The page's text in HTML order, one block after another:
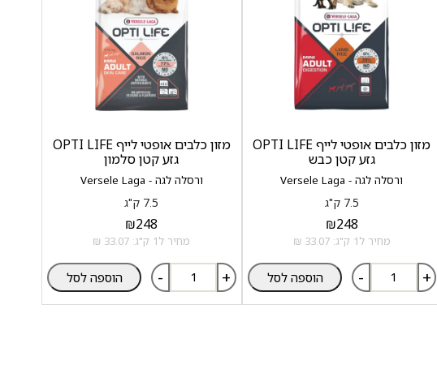
ורסלה לגה - Versele Laga
מזון כלבים אופטי לייף OPTI LIFE
גזע קטן כבש
7.5 ק"ג
₪248
מחיר ל1 ק"ג: 33.07 ₪
- + הוספה לסל
ורסלה לגה - Versele Laga
מזון כלבים אופטי לייף OPTI LIFE
גזע קטן סלמון
7.5 ק"ג
₪248
מחיר ל1 ק"ג: 33.07 ₪
- + הוספה לסל